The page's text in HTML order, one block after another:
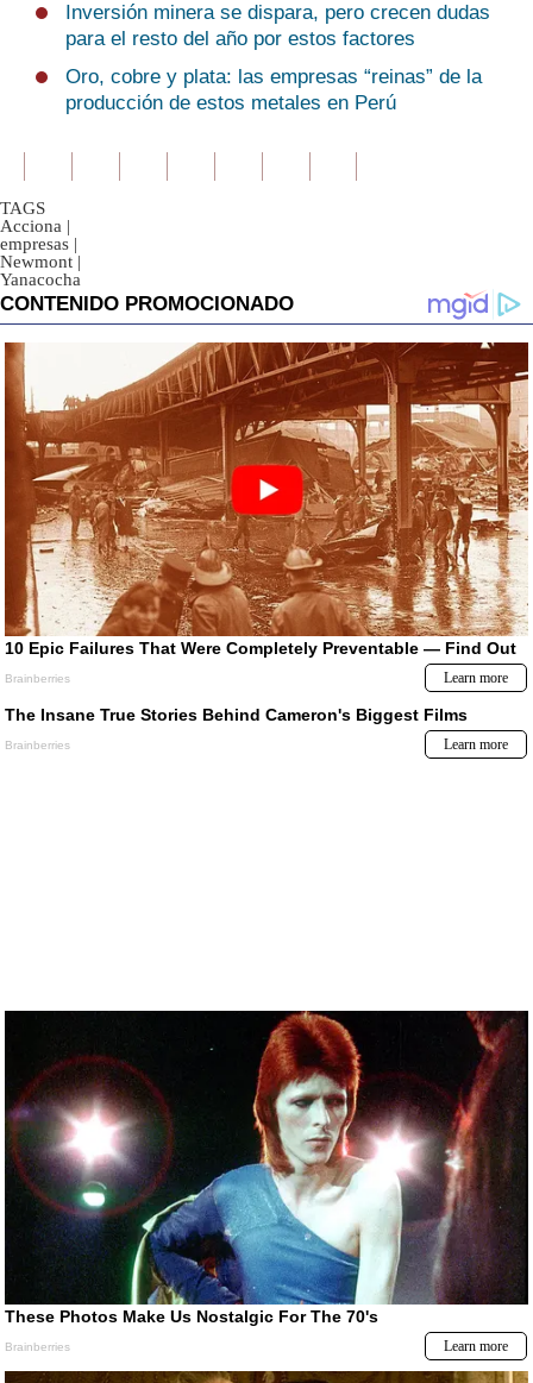
Inversión minera se dispara, pero crecen dudas
para el resto del año por estos factores
Oro, cobre y plata: las empresas “reinas” de la
producción de estos metales en Perú
TAGS
Acciona |
empresas |
Newmont |
Yanacocha